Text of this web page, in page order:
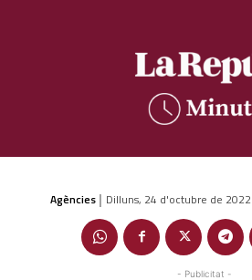
Agències | Dilluns, 24 d'octubre de 2022
- Publicitat -